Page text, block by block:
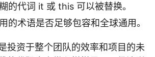
的代词 it 或 this 可以被替换。
的术语是否足够包容和全球通用。
投资于整个团队的效率和项目的未